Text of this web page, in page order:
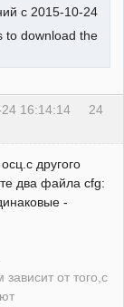
с 2015-10-24
to download the
24
16:14:14
другого
два файла cfg:
-
от того,с